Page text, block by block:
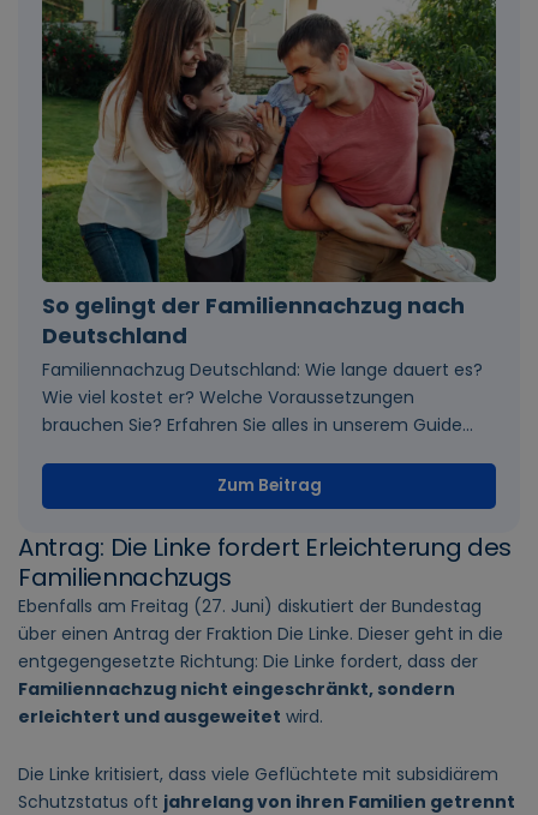
So gelingt der Familiennachzug nach
Deutschland
Familiennachzug Deutschland: Wie lange dauert es?
Wie viel kostet er? Welche Voraussetzungen
brauchen Sie? Erfahren Sie alles in unserem Guide...
Zum Beitrag
Antrag: Die Linke fordert Erleichterung des
Familiennachzugs
Ebenfalls am Freitag (27. Juni) diskutiert der Bundestag
über einen Antrag der Fraktion Die Linke. Dieser geht in die
entgegengesetzte Richtung: Die Linke fordert, dass der
Familiennachzug nicht eingeschränkt, sondern
erleichtert und ausgeweitet wird.
Die Linke kritisiert, dass viele Geflüchtete mit subsidiärem
Schutzstatus oft jahrelang von ihren Familien getrennt